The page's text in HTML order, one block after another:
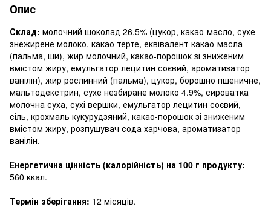
Опис
Склад: молочний шоколад 26.5% (цукор, какао-масло, сухе
знежирене молоко, какао терте, еквівалент какао-масла
(пальма, ши), жир молочний, какао-порошок зі зниженим
вмістом жиру, емульгатор лецитин соєвий, ароматизатор
ванілін), жир рослинний (пальма), цукор, борошно пшеничне,
мальтодекстрин, сухе незбиране молоко 4.9%, сироватка
молочна суха, сухі вершки, емульгатор лецитин соєвий,
сіль, крохмаль кукурудзяний, какао-порошок зі зниженим
вмістом жиру, розпушувач сода харчова, ароматизатор
ванілін.
Енергетична цінність (калорійність) на 100 г продукту:
560 ккал.
Термін зберігання: 12 місяців.